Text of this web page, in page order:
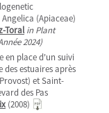
(Apiaceae)
Toral in Plant
2024)
en place d'un suivi
estuaires après
et Saint-
des Pas
(2008)